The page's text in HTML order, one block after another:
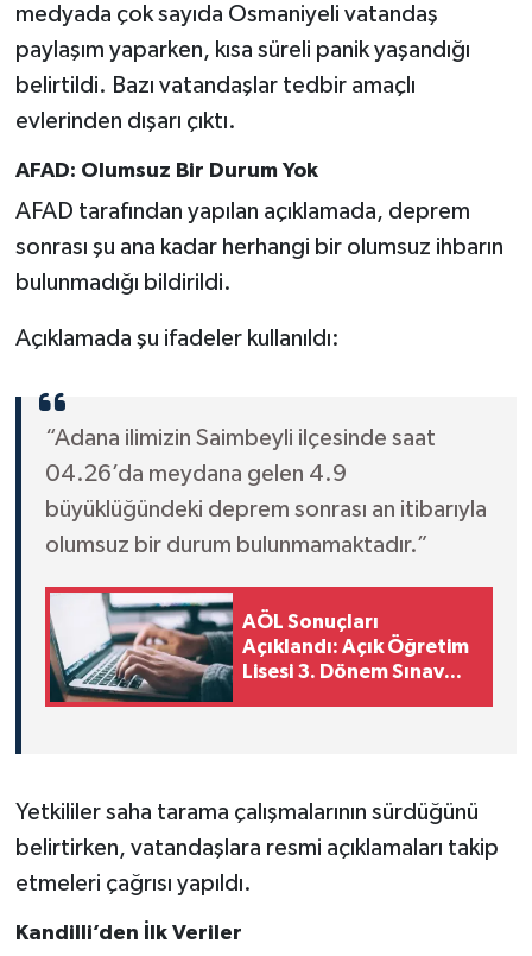
medyada çok sayıda Osmaniyeli vatandaş
paylaşım yaparken, kısa süreli panik yaşandığı
belirtildi. Bazı vatandaşlar tedbir amaçlı
evlerinden dışarı çıktı.
AFAD: Olumsuz Bir Durum Yok
AFAD tarafından yapılan açıklamada, deprem
sonrası şu ana kadar herhangi bir olumsuz ihbarın
bulunmadığı bildirildi.
Açıklamada şu ifadeler kullanıldı:
“Adana ilimizin Saimbeyli ilçesinde saat
04.26’da meydana gelen 4.9
büyüklüğündeki deprem sonrası an itibarıyla
olumsuz bir durum bulunmamaktadır.”
AÖL Sonuçları
Açıklandı: Açık Öğretim
Lisesi 3. Dönem Sınav
Yetkililer saha tarama çalışmalarının sürdüğünü
belirtirken, vatandaşlara resmi açıklamaları takip
etmeleri çağrısı yapıldı.
Kandilli’den İlk Veriler